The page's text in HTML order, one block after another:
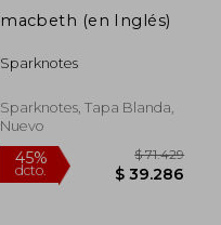
macbeth (en Inglés)
Sparknotes
Sparknotes, Tapa Blanda,
Nuevo